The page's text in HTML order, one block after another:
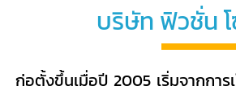
เข้าสู่ระบบ​บริษัท ฟิวชั่น
ก่อตั้งขึ้นเมื่อปี 2005 เริ่มจากก